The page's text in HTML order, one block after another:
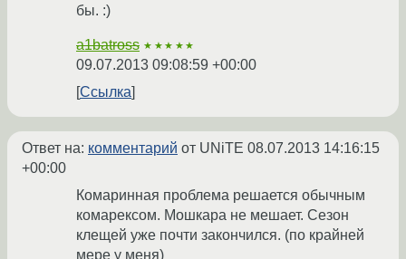
бы. :)
a1batross ★★★★★
09.07.2013 09:08:59 +00:00
Ссылка
Ответ на: комментарий от UNiTE 08.07.2013 14:16:15
+00:00
Комаринная проблема решается обычным
комарексом. Мошкара не мешает. Сезон
клещей уже почти закончился. (по крайней
мере у меня)